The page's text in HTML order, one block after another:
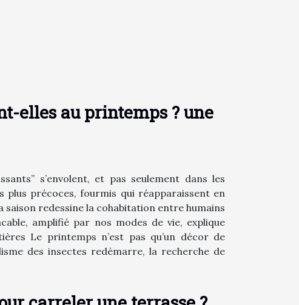
elles au printemps ? une
s’envolent, et pas seulement dans les
plus précoces, fourmis qui réapparaissent en
redessine la cohabitation entre humains
amplifié par nos modes de vie, explique
Le printemps n’est pas qu’un décor de
des insectes redémarre, la recherche de